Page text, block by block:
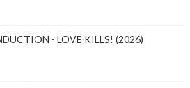
- LOVE KILLS! (2026)